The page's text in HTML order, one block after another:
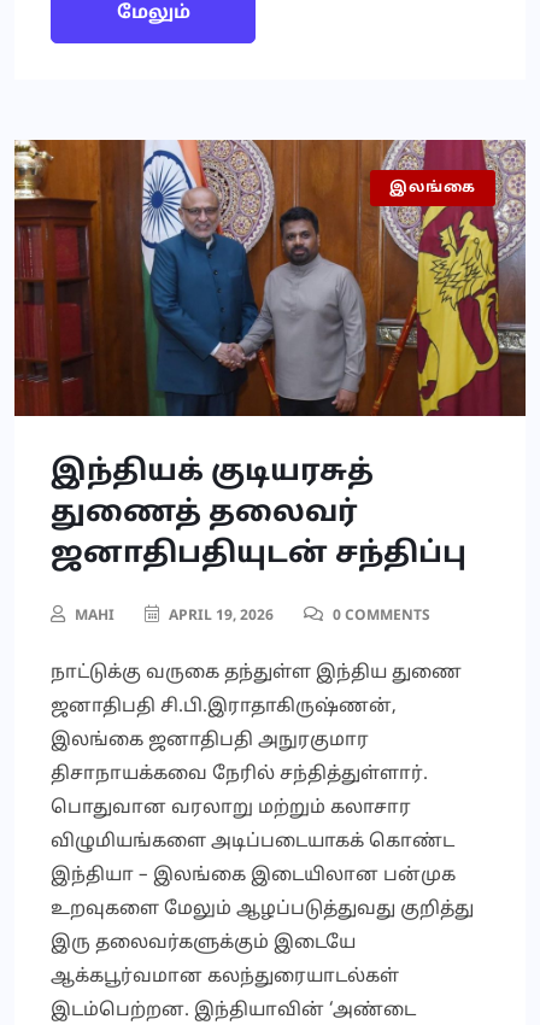
மேலும்
இலங்கை
இந்தியக் குடியரசுத்
துணைத் தலைவர்
ஜனாதிபதியுடன் சந்திப்பு
MAHI APRIL 19, 2026 0 COMMENTS
நாட்டுக்கு வருகை தந்துள்ள இந்திய துணை
ஜனாதிபதி சி.பி.இராதாகிருஷ்ணன்,
இலங்கை ஜனாதிபதி அநுரகுமார
திசாநாயக்கவை நேரில் சந்தித்துள்ளார்.
பொதுவான வரலாறு மற்றும் கலாசார
விழுமியங்களை அடிப்படையாகக் கொண்ட
இந்தியா – இலங்கை இடையிலான பன்முக
உறவுகளை மேலும் ஆழப்படுத்துவது குறித்து
இரு தலைவர்களுக்கும் இடையே
ஆக்கபூர்வமான கலந்துரையாடல்கள்
இடம்பெற்றன. இந்தியாவின் ‘அண்டை